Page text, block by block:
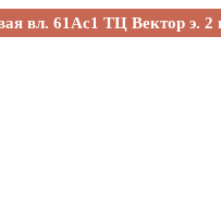
вл. 61Ас1 ТЦ Вектор э. 2